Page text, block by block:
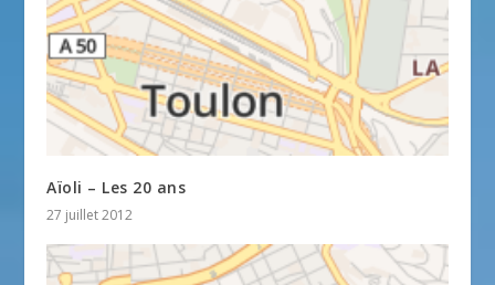
Aïoli – Les 20 ans
27 juillet 2012